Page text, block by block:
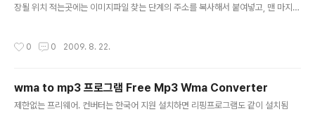
장될 위치 적는곳에는 이미지파일 찾는 단계의 주소를 복사해서 붙여넣고, 맨 마지막
신이 원하는 위치의 주소를 적당히 적고 확인 누르면 됨
0 0 2009. 8. 22.
wma to mp3 프로그램 Free Mp3 Wma Converter
제한없는 프리웨어. 컨버터는 한국어 지원 설치하면 리핑프로그램도 같이 설치됨